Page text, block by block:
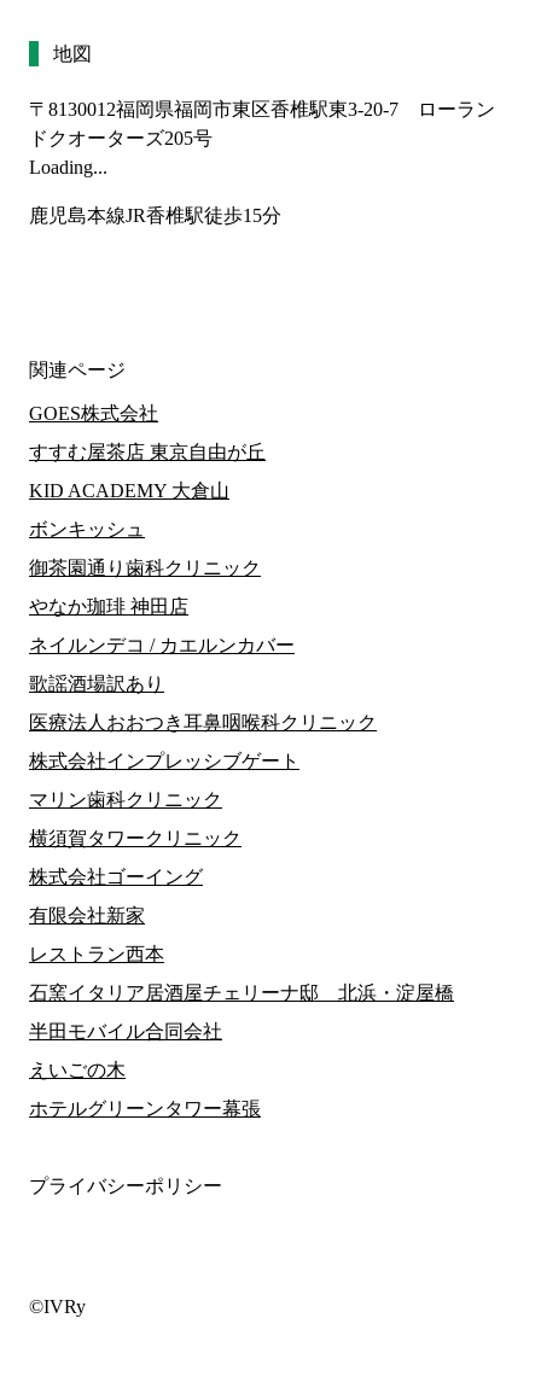
地図
〒8130012福岡県福岡市東区香椎駅東3-20-7 ローラン
ドクオーターズ205号
Loading...
鹿児島本線JR香椎駅徒歩15分
関連ページ
GOES株式会社
すすむ屋茶店 東京自由が丘
KID ACADEMY 大倉山
ボンキッシュ
御茶園通り歯科クリニック
やなか珈琲 神田店
ネイルンデコ / カエルンカバー
歌謡酒場訳あり
医療法人おおつき耳鼻咽喉科クリニック
株式会社インプレッシブゲート
マリン歯科クリニック
横須賀タワークリニック
株式会社ゴーイング
有限会社新家
レストラン西本
石窯イタリア居酒屋チェリーナ邸 北浜・淀屋橋
半田モバイル合同会社
えいごの木
ホテルグリーンタワー幕張
プライバシーポリシー
©IVRy